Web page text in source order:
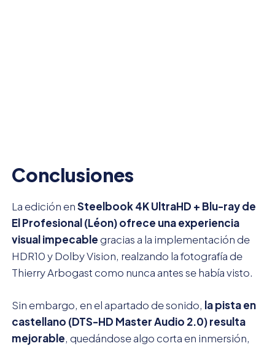
Conclusiones
La edición enSteelbook 4K UltraHD + Blu-ray de
El Profesional (Léon) ofrece una experiencia
visual impecablegracias a la implementación de
HDR10 y Dolby Vision, realzando la fotografía de
Thierry Arbogast como nunca antes se había visto.
Sin embargo, en el apartado de sonido, la pista en
castellano (DTS-HD Master Audio 2.0) resulta
mejorable, quedándose algo corta en inmersión,